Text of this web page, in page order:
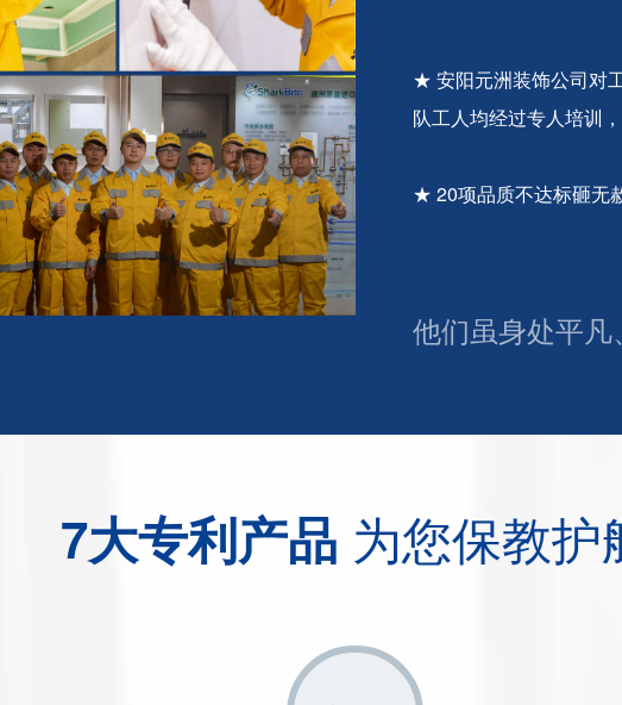
★ 安阳元洲装饰公司对
队工人均经过专人培训
★ 20项品质不达标砸无
他们虽身处平
7大专利产品 为您保教护